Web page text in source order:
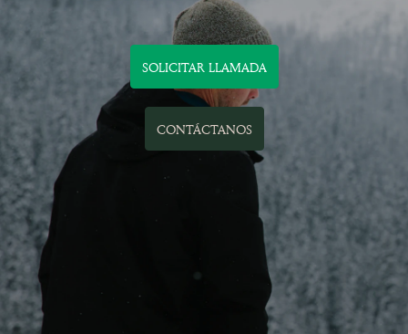
SOLICITAR LLAMADA
CONTÁCTANOS